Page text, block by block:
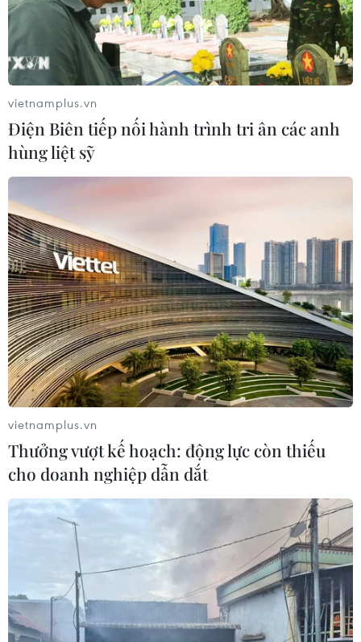
vietnamplus.vn
Điện Biên tiếp nối hành trình tri ân các anh
hùng liệt sỹ
vietnamplus.vn
Thưởng vượt kế hoạch: động lực còn thiếu
cho doanh nghiệp dẫn dắt